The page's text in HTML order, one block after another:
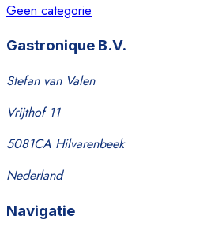
Geen categorie
Gastronique B.V.
Stefan van Valen
Vrijthof 11
5081CA Hilvarenbeek
Nederland
Navigatie